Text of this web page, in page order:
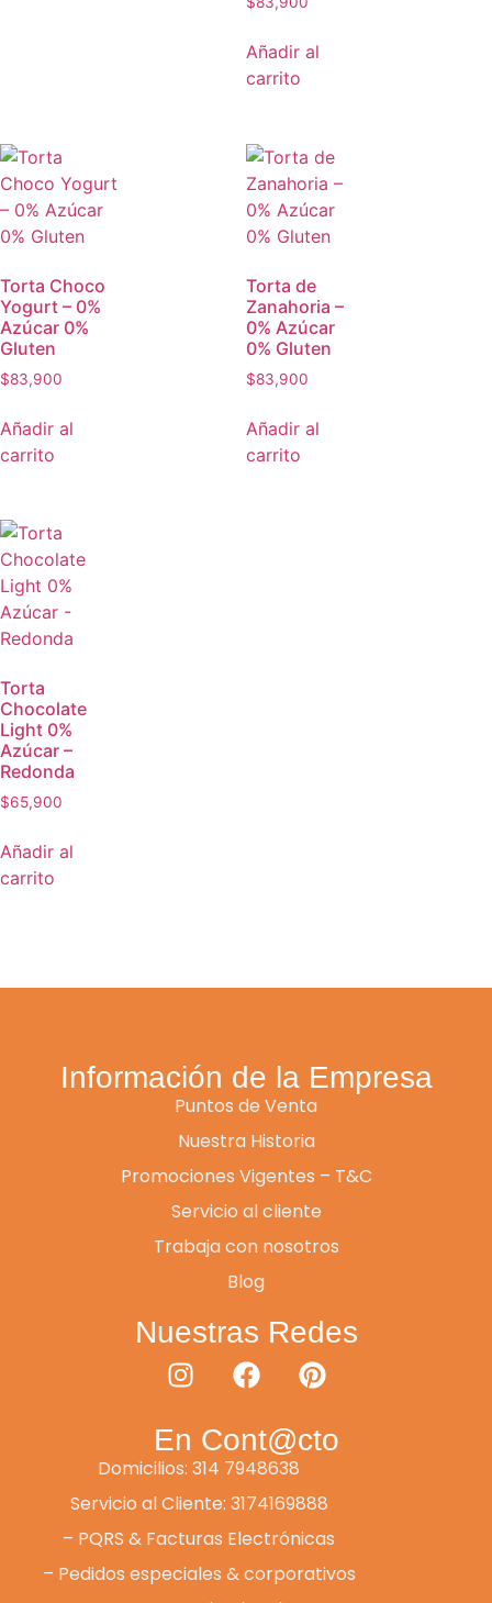
Añadir al
carrito
Torta Choco
Yogurt – 0%
Azúcar 0%
Gluten
$83,900
Añadir al
carrito
Torta de
Zanahoria –
0% Azúcar
0% Gluten
$83,900
Añadir al
carrito
Torta
Chocolate
Light 0%
Azúcar –
Redonda
$65,900
Añadir al
carrito
Información de la Empresa
Puntos de Venta
Nuestra Historia
Promociones Vigentes – T&C
Servicio al cliente
Trabaja con nosotros
Blog
Nuestras Redes
En Cont@cto
Domicilios: 314 7948638
Servicio al Cliente: 3174169888
– PQRS & Facturas Electrónicas
– Pedidos especiales & corporativos